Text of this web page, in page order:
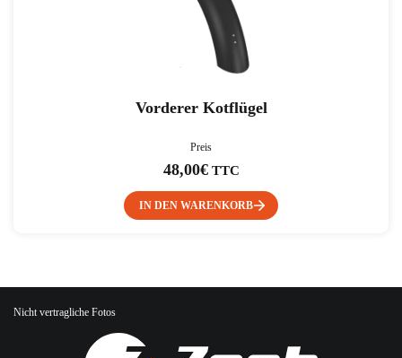
Vorderer Kotflügel
Preis
48,00€TTC
IN DEN WARENKORB
Nicht vertragliche Fotos